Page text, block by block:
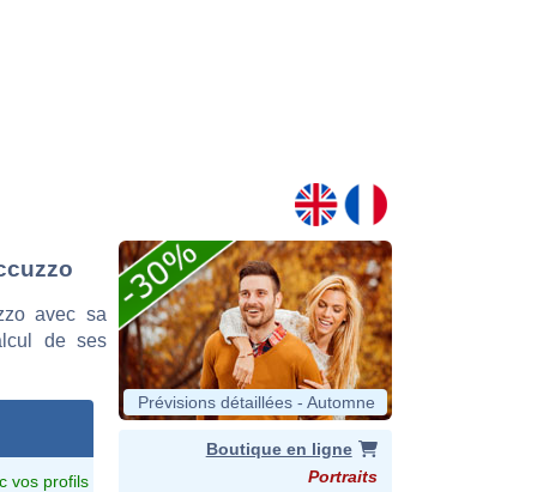
avec sa
de ses
vos profils
Prévisions détaillées - Automne
Boutique en ligne
Portraits